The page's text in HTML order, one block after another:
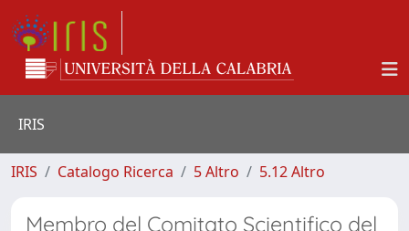
IRIS
IRIS Catalogo Ricerca 5 Altro 5.12 Altro
Membro del Comitato Scientifico del